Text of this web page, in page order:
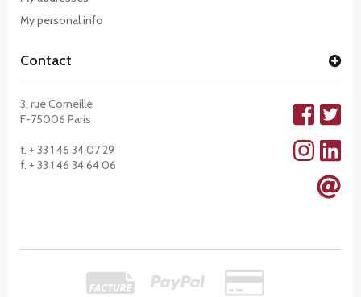
My personal info
Contact
3, rue Corneille
F-75006 Paris
t. + 33 1 46 34 07 29
f. + 33 1 46 34 64 06